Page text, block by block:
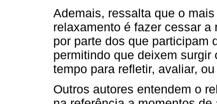
Ademais, ressalta que o
relaxamento é fazer cessar
por parte dos que participam
permitindo que deixem
tempo para refletir, avaliar,
Outros autores entendem o